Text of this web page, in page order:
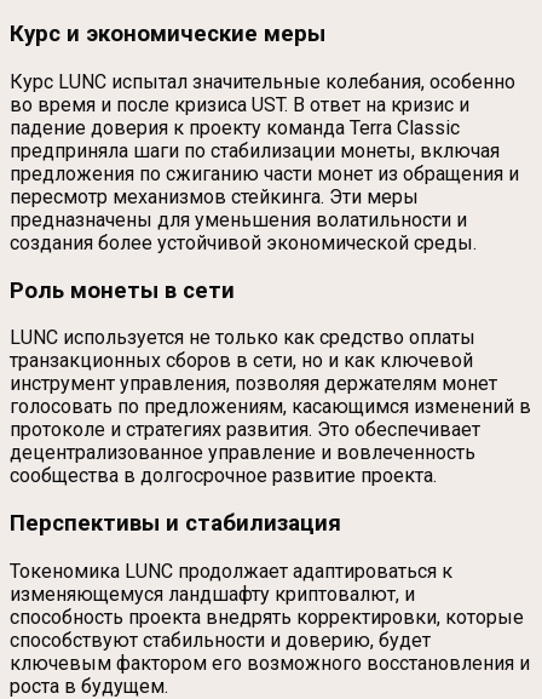
Курс и экономические меры
Курс LUNC испытал значительные колебания, особенно
во время и после кризиса UST. В ответ на кризис и
падение доверия к проекту команда Terra Classic
предприняла шаги по стабилизации монеты, включая
предложения по сжиганию части монет из обращения и
пересмотр механизмов стейкинга. Эти меры
предназначены для уменьшения волатильности и
создания более устойчивой экономической среды.
Роль монеты в сети
LUNC используется не только как средство оплаты
транзакционных сборов в сети, но и как ключевой
инструмент управления, позволяя держателям монет
голосовать по предложениям, касающимся изменений в
протоколе и стратегиях развития. Это обеспечивает
децентрализованное управление и вовлеченность
сообщества в долгосрочное развитие проекта.
Перспективы и стабилизация
Токеномика LUNC продолжает адаптироваться к
изменяющемуся ландшафту криптовалют, и
способность проекта внедрять корректировки, которые
способствуют стабильности и доверию, будет
ключевым фактором его возможного восстановления и
роста в будущем.